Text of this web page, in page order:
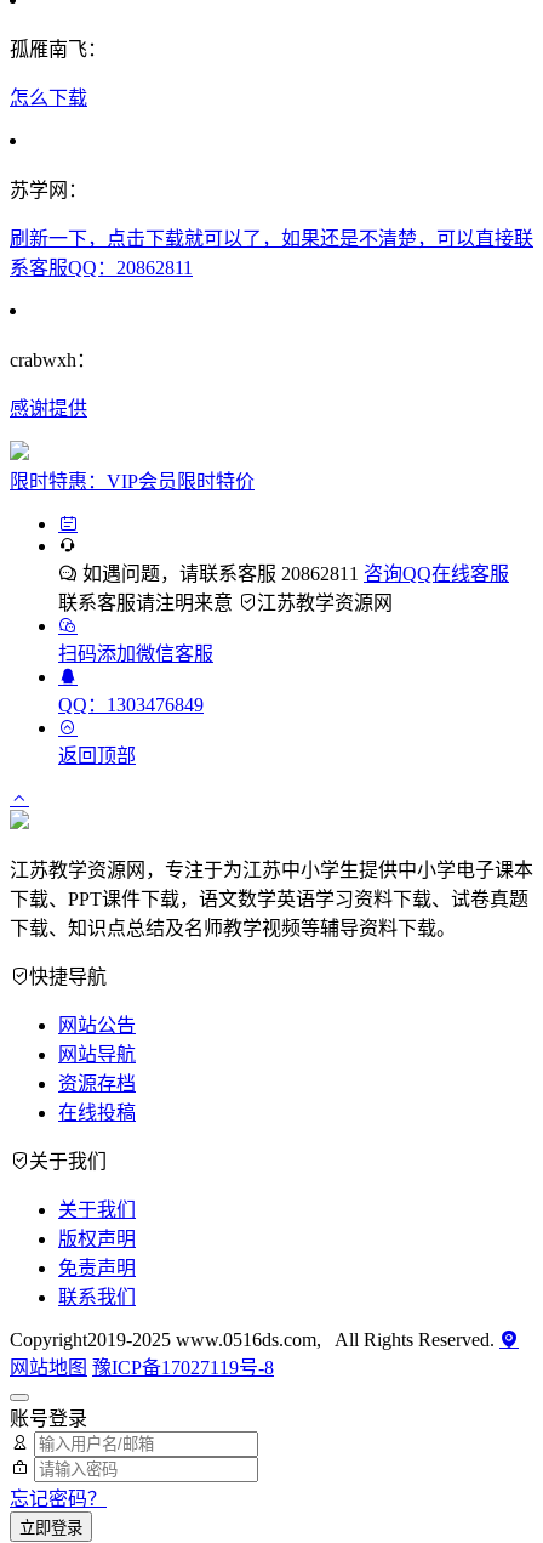
孤雁南飞：
怎么下载
苏学网：
刷新一下，点击下载就可以了，如果还是不清楚，可以直接联
系客服QQ：20862811
crabwxh：
感谢提供
限时特惠：VIP会员限时特价
如遇问题，请联系客服 20862811 咨询QQ在线客服
联系客服请注明来意
江苏教学资源网
扫码添加微信客服
QQ：1303476849
返回顶部
江苏教学资源网，专注于为江苏中小学生提供中小学电子课本
下载、PPT课件下载，语文数学英语学习资料下载、试卷真题
下载、知识点总结及名师教学视频等辅导资料下载。
快捷导航
网站公告
网站导航
资源存档
在线投稿
关于我们
关于我们
版权声明
免责声明
联系我们
Copyright2019-2025 www.0516ds.com, All Rights Reserved.
网站地图 豫ICP备17027119号-8
账号登录
忘记密码？
立即登录